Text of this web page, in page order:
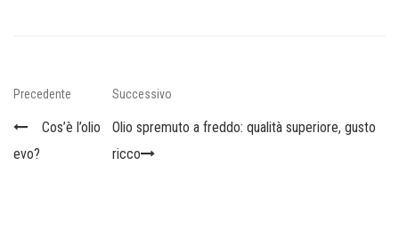
Navigazione
articoli
Previous
Precedente
Cos’è l’olio
evo?
Next
Post
Successivo
Olio spremuto a freddo: qualità superiore, gusto
ricco